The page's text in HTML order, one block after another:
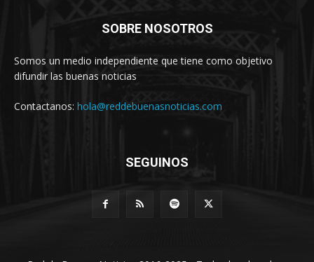
SOBRE NOSOTROS
Somos un medio independiente que tiene como objetivo
difundir las buenas noticias
Contactanos: hola@reddebuenasnoticias.com
SEGUINOS